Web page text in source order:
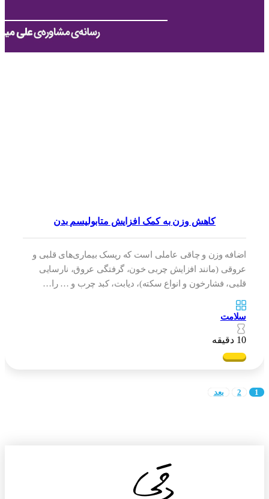
کاهش وزن به کمک افزایش متابولیسم بدن
اضافه وزن و چاقی عاملی است که ریسک بیماری‌های قلبی و
عروقی (مانند افزایش چربی خون، گرفتگی عروق، نارسایی
قلبی، فشارخون و انواع سکته)، دیابت، کبد چرب و … را…
سلامت
2 بعد